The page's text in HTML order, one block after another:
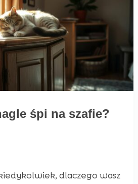
śpi na szafie?
dlaczego wasz